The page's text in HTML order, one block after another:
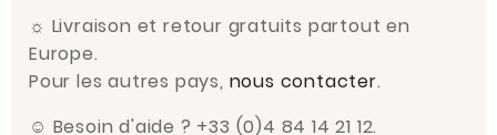
☼ Livraison et retour gratuits partout en
Europe.
Pour les autres pays, nous contacter.
☺ Besoin d'aide ? +33 (0)4 84 14 21 12.